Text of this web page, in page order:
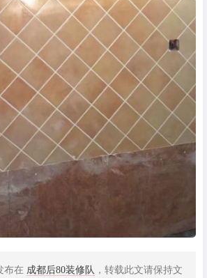
布在 成都后80装修队 ，转载此文请保持文